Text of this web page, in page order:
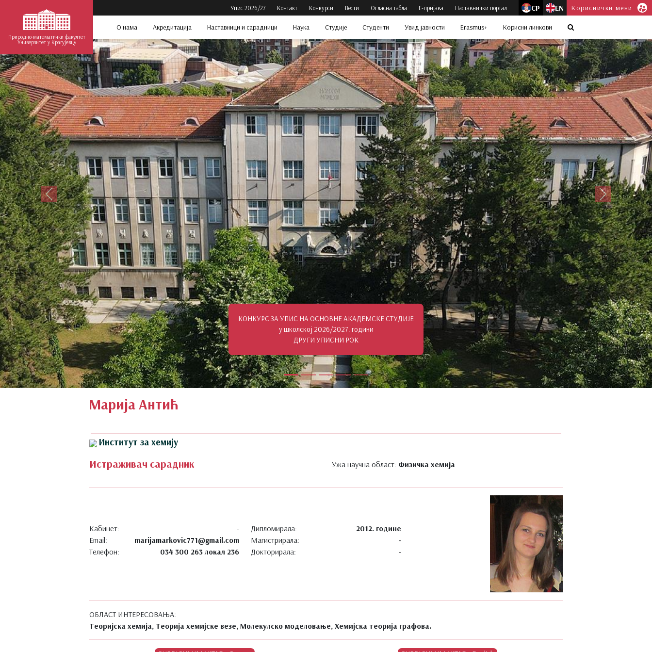
Природно-математички факултет
Универзитет у Крагујевцу
Упис 2026/27 Контакт Конкурси Вести Огласна табла Е-пријава Наставнички портал СР EN Кориснички мени
О нама Акредитација Наставници и сарадници Наука Студије Студенти Увид јавности Erasmus+ Корисни линкови
КОНКУРС ЗА УПИС НА ОСНОВНЕ АКАДЕМСКЕ СТУДИЈЕ
у школској 2026/2027. години
ДРУГИ УПИСНИ РОК
Претходни Следећи
Марија Антић
Институт за хемију
Истраживач сарадник Ужа научна област: Физичка хемија
Кабинет:
Email:
Телефон:
-
marijamarkovic771@gmail.com
034 300 263 локал 236
Дипломирала:
Магистрирала:
Докторирала:
2012. године
-
-
ОБЛАСТ ИНТЕРЕСОВАЊА:
Теоријска хемија, Теорија хемијске везе, Молекулско моделовање, Хемијска теорија графова.